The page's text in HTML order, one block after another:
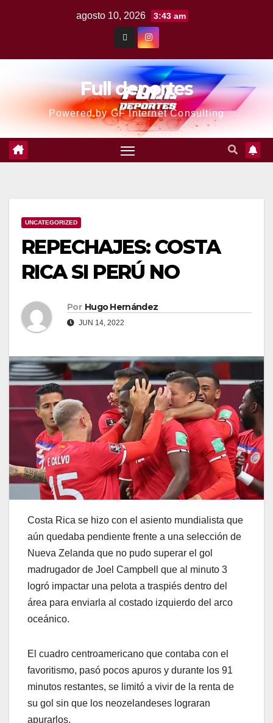
agosto 10, 2026 3:43 am
Full deportes
Powered by GF Internet Consulting
UNCATEGORIZED
REPECHAJES: COSTA
RICA SI PERÚ NO
Por Hugo Hernández
JUN 14, 2022
Costa Rica se hizo con el asiento mundialista que
aún quedaba pendiente frente a una selección de
Nueva Zelanda que no pudo superar el gol
madrugador de Joel Campbell que al minuto 3
logró impactar una pelota a traspiés dentro del
área para enviarla al costado izquierdo del arco
oceánico.
El cuadro centroamericano que contaba con el
favoritismo, pasó pocos apuros y durante los 91
minutos restantes, se limitó a vivir de la renta de
su gol sin que los neozelandeses lograran
apurarlos.